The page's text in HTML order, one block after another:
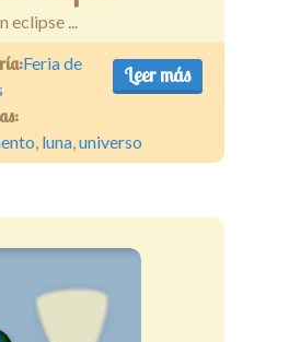
eclipse ...
Leer más
Feria de
, luna,universo